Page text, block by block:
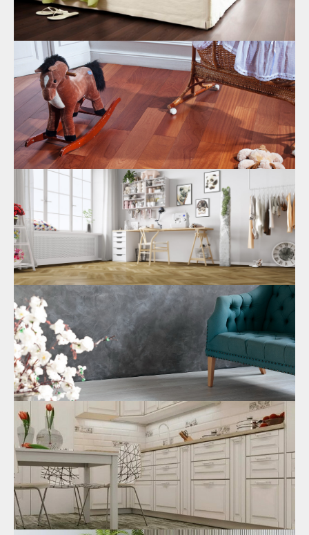
Ламинат в Москве: экологически чистый и
безопасный
Купить ламинат без формальдегида по выгодной цене в
Москве. Опасность этого вещества и других вредных
компонентов в составе. Из чего изготавливается напольное
покрытие, как сделать правильный выбор.
01.10.2021
Какой ламинат без формальдегида для
пола самый экологически чистый в
Москве
Где заказать самый экологичный ламинат серого цвета в
Москве? Классификация напольного покрытия по
безопасности, эксплуатационным характеристикам.
Параметры, которые нужно учесть при покупке.
24.09.2021
Экологически безопасный для здоровья
ламинат для детской в Москве
Как выбрать безопасный ламинат для детской комнаты?
Важные критерии напольного покрытия: экологическая
чистота, тепло, водостойкость, комфорт и др. Где купить
ламинат в детскую?
17.09.2021
Кварцевый ламинат и SPC: особенности
чистки и ухода
Чтобы напольное покрытие долгое время сохраняло
первоначальный вид, за ним надо ухаживать. Здесь
сравнивается ламинат SPC и плитка LVT. Каменно-
полимерный пол лучше поддается чистке.
24.05.2021
Беспороговая укладка каменного
ламината для пола SPC
Беспороговая укладка позволяет застелить полотном всю